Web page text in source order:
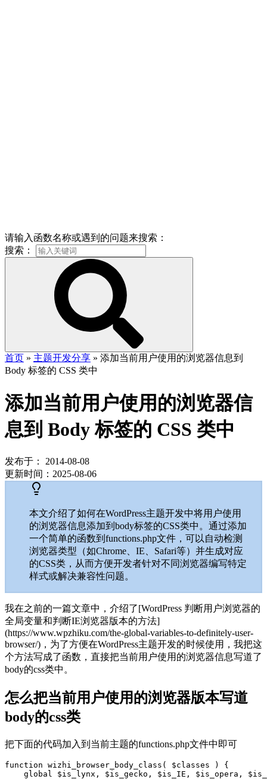
请输入函数名称或遇到的问题来搜索：
搜索：
首页 » 主题开发分享 » 添加当前用户使用的浏览器信息到
Body 标签的 CSS 类中
添加当前用户使用的浏览器信
息到 Body 标签的 CSS 类中
发布于：
2014-08-08
更新时间： 2025-08-06
本文介绍了如何在WordPress主题开发中将用户使用
的浏览器信息添加到body标签的CSS类中。通过添加
一个简单的函数到functions.php文件，可以自动检测
浏览器类型（如Chrome、IE、Safari等）并生成对应
的CSS类，从而方便开发者针对不同浏览器编写特定
样式或解决兼容性问题。
我在之前的一篇文章中，介绍了[WordPress 判断用户浏览器的
全局变量和判断IE浏览器版本的方法]
(https://www.wpzhiku.com/the-global-variables-to-definitely-user-
browser/)，为了方便在WordPress主题开发的时候使用，我把这
个方法写成了函数，直接把当前用户使用的浏览器信息写道了
body的css类中。
怎么把当前用户使用的浏览器版本写道
body的css类
把下面的代码加入到当前主题的functions.php文件中即可
function wizhi_browser_body_class( $classes ) {
global $is_lynx, $is_gecko, $is_IE, $is_opera,